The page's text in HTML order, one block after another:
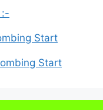
:-
Start
Start